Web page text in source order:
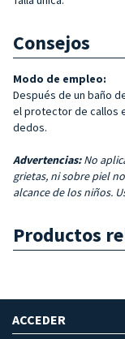
Consejos
Modo de empleo:
Después de un baño
el protector de callos
dedos.
Advertencias: No
grietas, ni sobre piel
alcance de los niños.
Productos
ACCEDER